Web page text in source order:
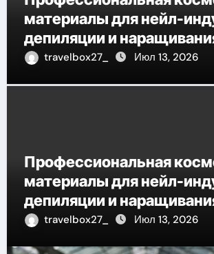
материалы для нейл-
депиляции и
travelbox27_ Июл 13, 2026
Профессиональная
материалы для нейл-
депиляции и
travelbox27_ Июл 13, 2026